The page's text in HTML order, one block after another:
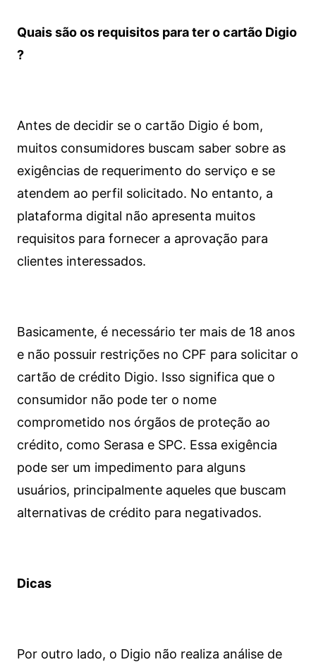
Quais são os requisitos para ter o cartão Digio
?
Antes de decidir se o cartão Digio é bom,
muitos consumidores buscam saber sobre as
exigências de requerimento do serviço e se
atendem ao perfil solicitado. No entanto, a
plataforma digital não apresenta muitos
requisitos para fornecer a aprovação para
clientes interessados.
Basicamente, é necessário ter mais de 18 anos
e não possuir restrições no CPF para solicitar o
cartão de crédito Digio. Isso significa que o
consumidor não pode ter o nome
comprometido nos órgãos de proteção ao
crédito, como Serasa e SPC. Essa exigência
pode ser um impedimento para alguns
usuários, principalmente aqueles que buscam
alternativas de crédito para negativados.
Dicas
Por outro lado, o Digio não realiza análise de